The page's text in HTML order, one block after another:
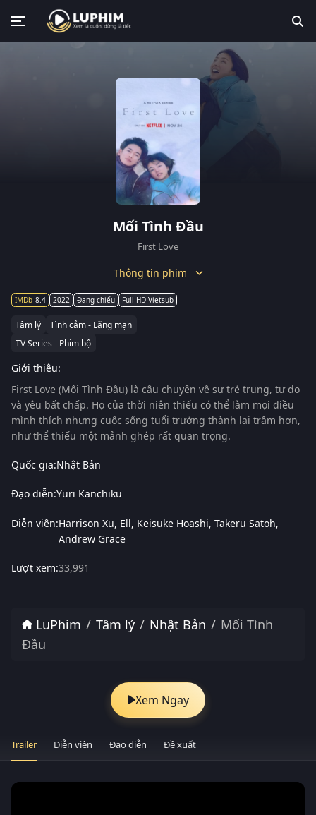
Mối Tình Đầu
First Love
Thông tin phim
8.4 2022 Đang chiếu Full HD Vietsub
Tâm lý
Tình cảm - Lãng mạn
TV Series - Phim bộ
Giới thiệu:
First Love (Mối Tình Đầu) là câu chuyện về sự trẻ trung, tự do
và yêu bất chấp. Họ của thời niên thiếu có thể làm mọi điều
mình thích nhưng cuộc sống tuổi trưởng thành lại trầm hơn,
như thể thiếu một mảnh ghép rất quan trọng.
Quốc gia:Nhật Bản
Đạo diễn:Yuri Kanchiku
Diễn viên:Harrison Xu Ell Keisuke Hoashi Takeru Satoh
Andrew Grace
Lượt xem:33,991
LuPhim Tâm lý Nhật Bản
Mối Tình
Đầu
Xem Ngay
Trailer Diễn viên Đạo diễn Đề xuất